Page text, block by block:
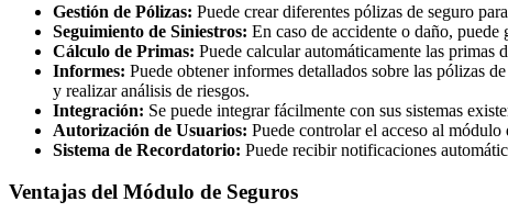
Gestión de Pólizas: Puede crear diferentes pólizas de seguro
Seguimiento de Siniestros: En caso de accidente o daño, puede
Cálculo de Primas: Puede calcular automáticamente las primas
Informes: Puede obtener informes detallados sobre las pólizas
y realizar análisis de riesgos.
Integración: Se puede integrar fácilmente con sus sistemas
Autorización de Usuarios: Puede controlar el acceso al
Sistema de Recordatorio: Puede recibir notificaciones
Ventajas del Módulo de Seguros